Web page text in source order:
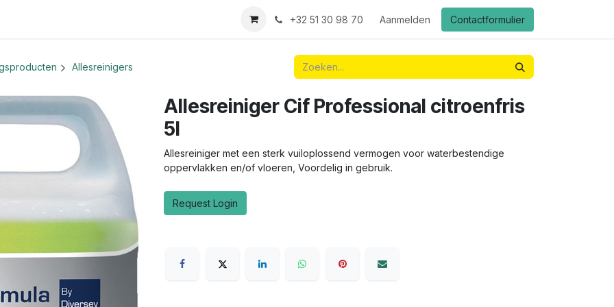
+32 51 30 98 70 Aanmelden Contactformulier
Allesreinigers
Allesreiniger Cif Professional citroenfris
5l
Allesreiniger met een sterk vuiloplossend vermogen voor waterbestendige
oppervlakken en/of vloeren, Voordelig in gebruik.
Request Login